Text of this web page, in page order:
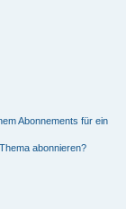
Abonnements für ein
abonnieren?